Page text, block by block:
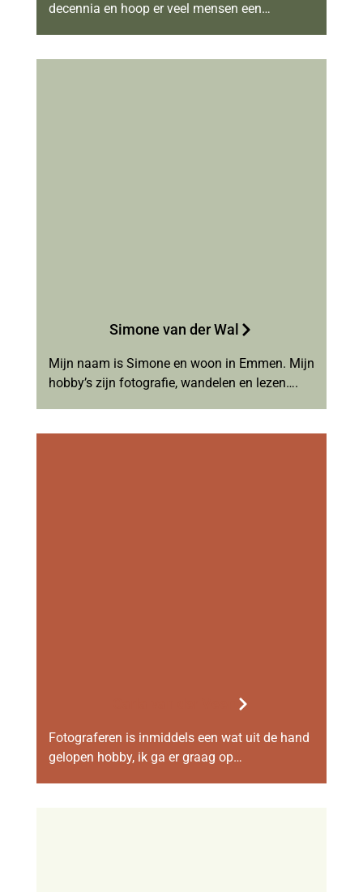
decennia en hoop er veel mensen een…
Simone van der Wal
Mijn naam is Simone en woon in Emmen. Mijn
hobby’s zijn fotografie, wandelen en lezen….
Fotograferen is inmiddels een wat uit de hand
gelopen hobby, ik ga er graag op…